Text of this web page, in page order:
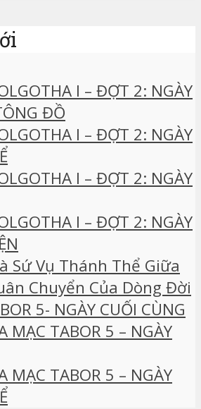
I – ĐỢT 2: NGÀY
ĐỒ
I – ĐỢT 2: NGÀY
I – ĐỢT 2: NGÀY
I – ĐỢT 2: NGÀY
Sứ Vụ Thánh Thể Giữa
Chuyển Của Dòng Đời
5- NGÀY CUỐI CÙNG
MẠC TABOR 5 – NGÀY
MẠC TABOR 5 – NGÀY